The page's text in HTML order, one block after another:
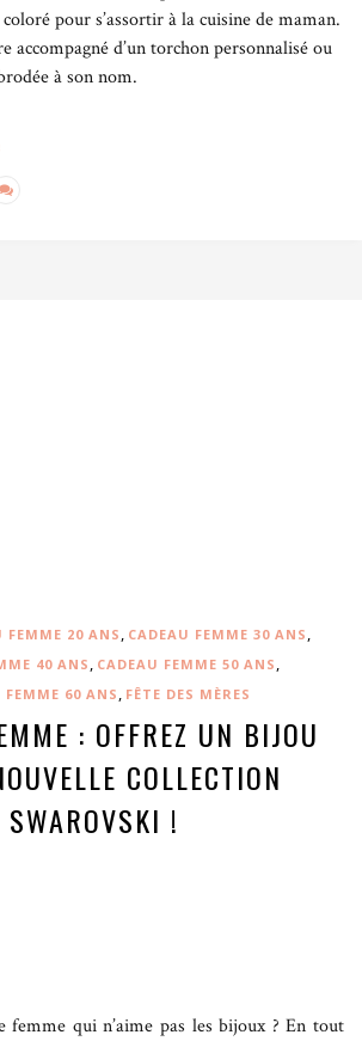
pour s’assortir à la cuisine de maman.
accompagné d’un torchon personnalisé ou
à son nom.
FEMME 20 ANS CADEAU FEMME 30 ANS
40 ANS CADEAU FEMME 50 ANS
FEMME 60 ANS FÊTE DES MÈRES
: OFFREZ UN BIJOU
COLLECTION
SWAROVSKI !
femme qui n’aime pas les bijoux ? En tout